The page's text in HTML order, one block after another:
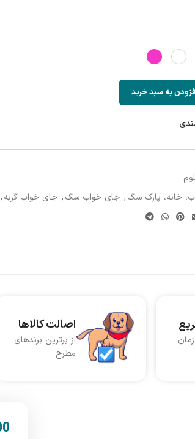
به سبد خرید
خانه، پارک سگ, جای خواب سگ, جای خواب گربه,
اصالت کالاها
از برترین برندهای
مطرح